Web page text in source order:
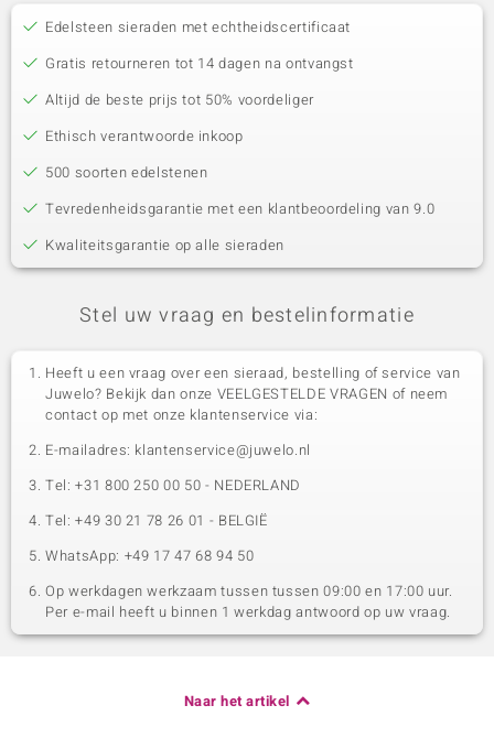
Edelsteen sieraden met echtheidscertificaat
Gratis retourneren tot 14 dagen na ontvangst
Altijd de beste prijs tot 50% voordeliger
Ethisch verantwoorde inkoop
500 soorten edelstenen
Tevredenheidsgarantie met een klantbeoordeling van 9.0
Kwaliteitsgarantie op alle sieraden
Stel uw vraag en bestelinformatie
Heeft u een vraag over een sieraad, bestelling of service van
Juwelo? Bekijk dan onze VEELGESTELDE VRAGEN of neem
contact op met onze klantenservice via:
E-mailadres: klantenservice@juwelo.nl
Tel: +31 800 250 00 50 - NEDERLAND
Tel: +49 30 21 78 26 01 - BELGIË
WhatsApp: +49 17 47 68 94 50
Op werkdagen werkzaam tussen tussen 09:00 en 17:00 uur.
Per e-mail heeft u binnen 1 werkdag antwoord op uw vraag.
Naar het artikel